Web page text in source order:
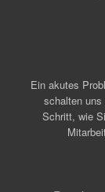
Ein akutes
schalten
Schritt, wie